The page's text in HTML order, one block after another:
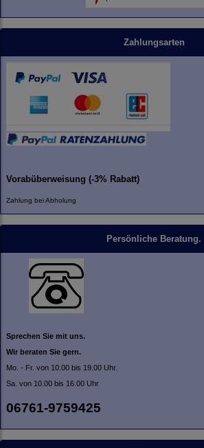
Zahlungsarten
Vorabüberweisung (-3% Rabatt)
Zahlung bei Abholung
Persönliche Beratung.
Sprechen Sie mit uns.
Wir beraten Sie gern.
Mo. - Fr. von 10.00 bis 19.00 Uhr.
Sa. von 10.00 bis 16.00 Uhr
06761-9759425